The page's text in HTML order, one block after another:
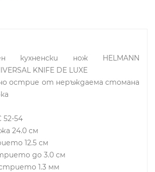
кухненски нож HELMANN
KNIFE DE LUXE
острие от неръждаема стомана
52-54
24.0 см
12.5 см
до 3.0 см
1.3 мм